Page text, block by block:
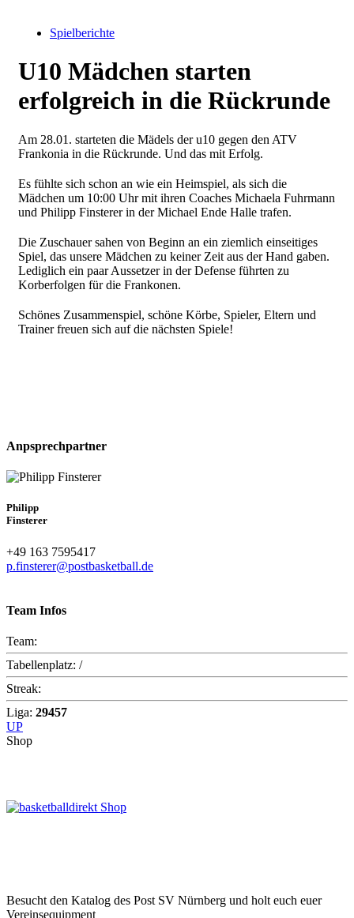
Spielberichte
U10 Mädchen starten
erfolgreich in die Rückrunde
Am 28.01. starteten die Mädels der u10 gegen den ATV
Frankonia in die Rückrunde. Und das mit Erfolg.
Es fühlte sich schon an wie ein Heimspiel, als sich die
Mädchen um 10:00 Uhr mit ihren Coaches Michaela Fuhrmann
und Philipp Finsterer in der Michael Ende Halle trafen.
Die Zuschauer sahen von Beginn an ein ziemlich einseitiges
Spiel, das unsere Mädchen zu keiner Zeit aus der Hand gaben.
Lediglich ein paar Aussetzer in der Defense führten zu
Korberfolgen für die Frankonen.
Schönes Zusammenspiel, schöne Körbe, Spieler, Eltern und
Trainer freuen sich auf die nächsten Spiele!
Anpsprechpartner
Philipp
Finsterer
+49 163 7595417
p.finsterer@postbasketball.de
Team Infos
Team:
Tabellenplatz: /
Streak:
Liga: 29457
UP
Shop
Besucht den Katalog des Post SV Nürnberg und holt euch euer
Vereinsequipment